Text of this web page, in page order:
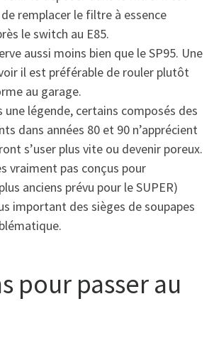
remplacer le filtre à essence
le switch au E85.
aussi moins bien que le SP95. Une
il est préférable de rouler plutôt
au garage.
une légende, certains composés des
dans années 80 et 90 n’apprécient
s’user plus vite ou devenir poreux.
vraiment pas conçus pour
anciens prévu pour le SUPER)
important des sièges de soupapes
pour passer au